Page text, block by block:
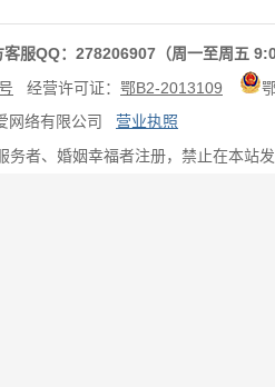
服QQ：278206907（周一至周五
经营许可证： 鄂B2-2013109
网络有限公司 营业执照
务者、婚姻幸福者注册，禁止在本站